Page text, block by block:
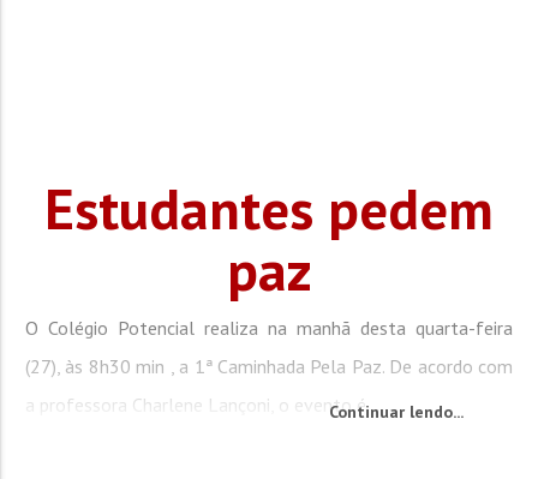
Estudantes pedem
paz
O Colégio Potencial realiza na manhã desta quarta-feira
(27), às 8h30 min , a 1ª Caminhada Pela Paz. De acordo com
a professora Charlene Lançoni, o evento é...Continuar lendo...